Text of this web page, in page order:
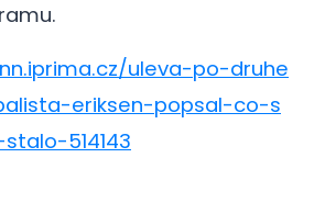
uleva-po-druhe
eriksen-popsal-co-s
514143